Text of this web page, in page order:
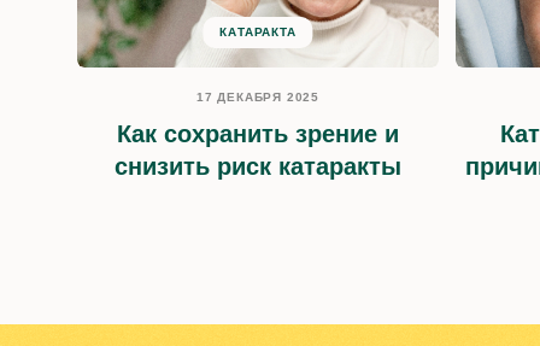
КАТАРАКТА
17 ДЕКАБРЯ 2025
Как сохранить зрение и
снизить риск катаракты